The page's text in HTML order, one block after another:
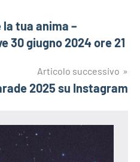
tua anima –
30 giugno 2024 ore 21
Articolo successivo
2025 su Instagram